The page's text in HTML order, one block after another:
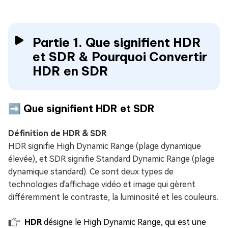
Partie 1. Que signifient HDR
et SDR & Pourquoi Convertir
HDR en SDR
➡️ Que signifient HDR et SDR
Définition de HDR & SDR
HDR signifie High Dynamic Range (plage dynamique
élevée), et SDR signifie Standard Dynamic Range (plage
dynamique standard). Ce sont deux types de
technologies d'affichage vidéo et image qui gèrent
différemment le contraste, la luminosité et les couleurs.
HDRdésigne le High Dynamic Range, qui est une